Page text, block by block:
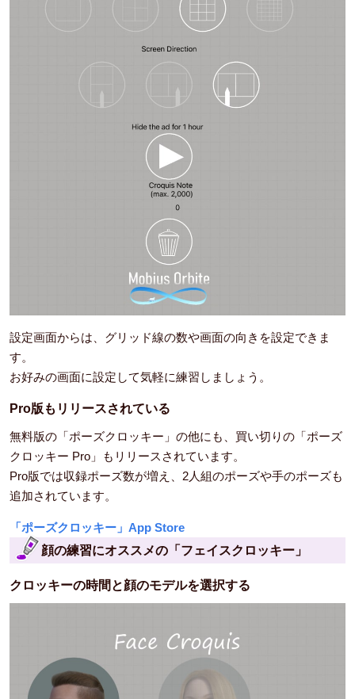
設定画面からは、グリッド線の数や画面の向きを設定できま
す。
お好みの画面に設定して気軽に練習しましょう。
Pro版もリリースされている
無料版の「ポーズクロッキー」の他にも、買い切りの「ポーズ
クロッキー Pro」もリリースされています。
Pro版では収録ポーズ数が増え、2人組のポーズや手のポーズも
追加されています。
「ポーズクロッキー」App Store
顔の練習にオススメの「フェイスクロッキー」
クロッキーの時間と顔のモデルを選択する